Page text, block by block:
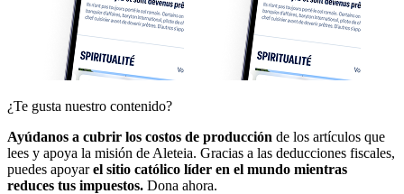
¿Te gusta nuestro contenido?
Ayúdanos a cubrir los costos de producción de los artículos que
lees y apoya la misión de Aleteia. Gracias a las deducciones fiscales,
puedes apoyarel sitio católico líder en el mundo mientras
reduces tus impuestos. Dona ahora.